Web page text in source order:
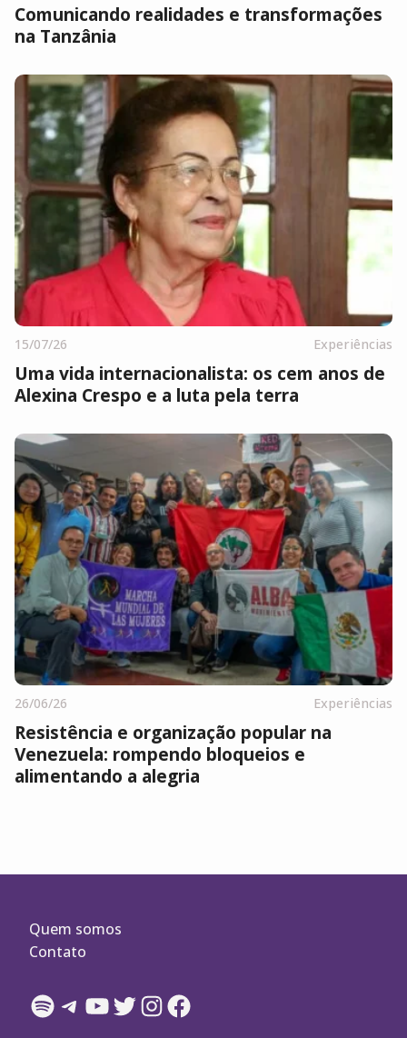
Comunicando realidades e transformações
na Tanzânia
15/07/26 Experiências
Uma vida internacionalista: os cem anos de
Alexina Crespo e a luta pela terra
26/06/26 Experiências
Resistência e organização popular na
Venezuela: rompendo bloqueios e
alimentando a alegria
Quem somos
Contato
Spotify
Telegram
YouTube
Twitter
Instagram
Facebook